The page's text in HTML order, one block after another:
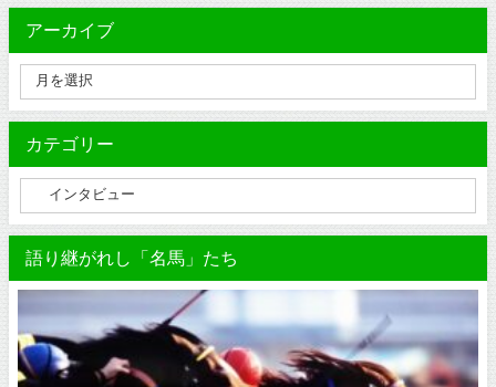
アーカイブ
カテゴリー
語り継がれし「名馬」たち